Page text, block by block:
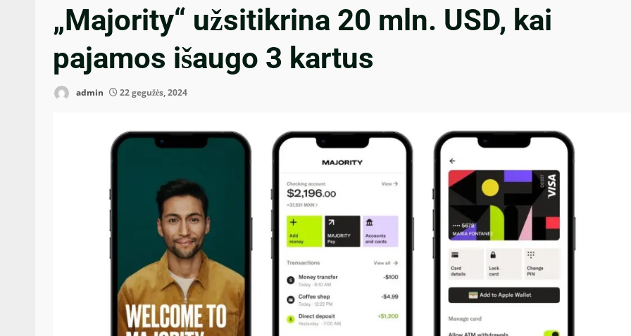
„Majority“ užsitikrina 20 mln. USD, kai
pajamos išaugo 3 kartus
admin 22 gegužės, 2024